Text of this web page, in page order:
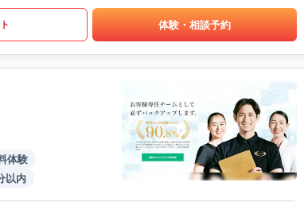
体験・相談予約
体験
以内